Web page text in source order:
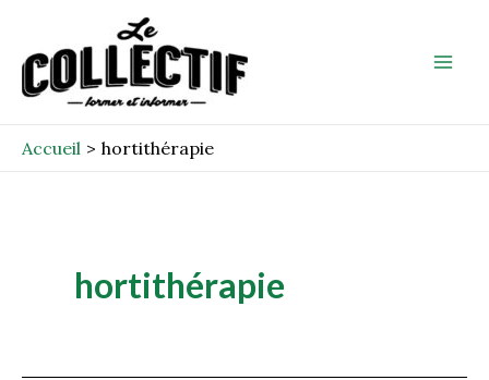
contenu
Accueil hortithérapie
hortithérapie